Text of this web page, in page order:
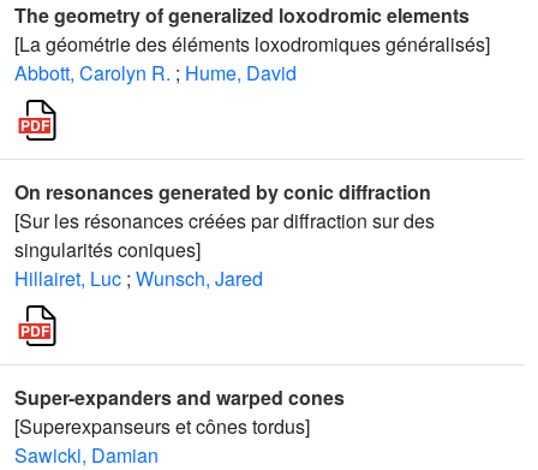
The geometry of generalized loxodromic elements
[La géométrie des éléments loxodromiques généralisés]
Abbott, Carolyn R. ; Hume, David
On resonances generated by conic diffraction
[Sur les résonances créées par diffraction sur des
singularités coniques]
Hillairet, Luc ; Wunsch, Jared
Super-expanders and warped cones
[Superexpanseurs et cônes tordus]
Sawicki, Damian